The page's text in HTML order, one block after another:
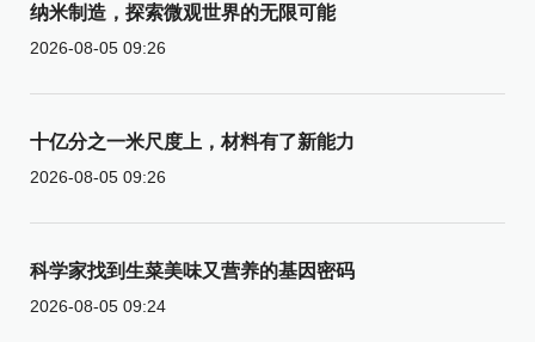
纳米制造，探索微观世界的无限可能
2026-08-05 09:26
十亿分之一米尺度上，材料有了新能力
2026-08-05 09:26
科学家找到生菜美味又营养的基因密码
2026-08-05 09:24